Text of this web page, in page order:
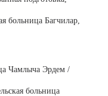
больница Багчилар,
Чамлыча Эрдем /
больница